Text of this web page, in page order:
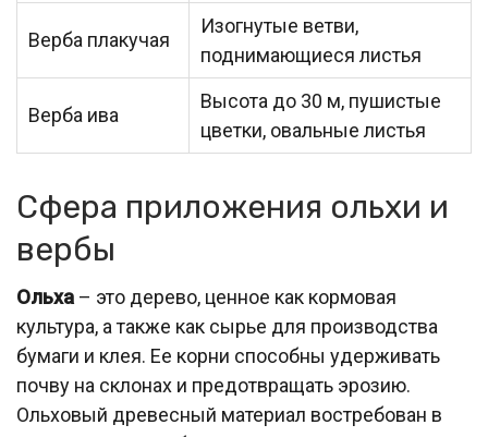
Верба плакучая
Изогнутые ветви,
поднимающиеся листья
Верба ива
Высота до 30 м, пушистые
цветки, овальные листья
Сфера приложения ольхи и
вербы
Ольха– это дерево, ценное как кормовая
культура, а также как сырье для производства
бумаги и клея. Ее корни способны удерживать
почву на склонах и предотвращать эрозию.
Ольховый древесный материал востребован в